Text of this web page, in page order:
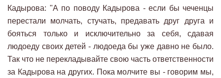
Кадырова: "А по поводу Кадырова - если бы чеченцы
перестали молчать, стучать, предавать друг друга и
бояться только и исключительно за себя, сдавая
людоеду своих детей - людоеда бы уже давно не было.
Так что не перекладывайте свою часть ответственности
за Кадырова на других. Пока молчите вы - говорим мы,